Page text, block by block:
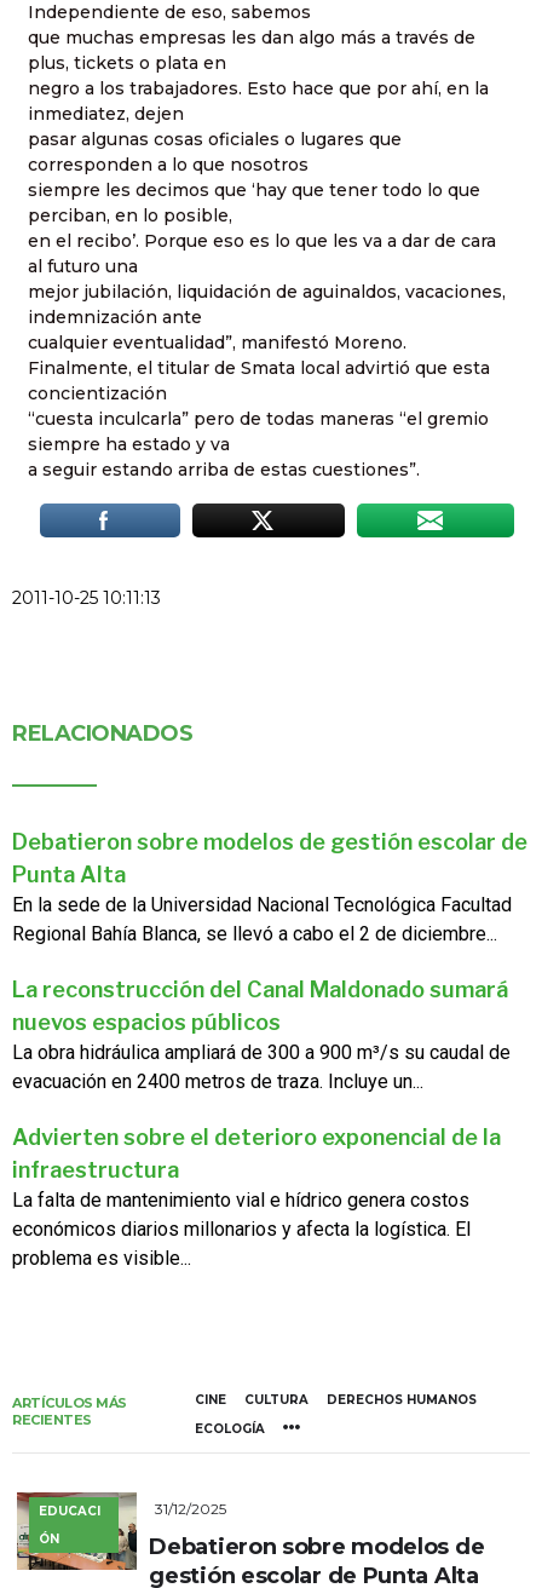
Independiente de eso, sabemos
que muchas empresas les dan algo más a través de
plus, tickets o plata en
negro a los trabajadores. Esto hace que por ahí, en la
inmediatez, dejen
pasar algunas cosas oficiales o lugares que
corresponden a lo que nosotros
siempre les decimos que ‘hay que tener todo lo que
perciban, en lo posible,
en el recibo’. Porque eso es lo que les va a dar de cara
al futuro una
mejor jubilación, liquidación de aguinaldos, vacaciones,
indemnización ante
cualquier eventualidad”, manifestó Moreno.
Finalmente, el titular de Smata local advirtió que esta
concientización
“cuesta inculcarla” pero de todas maneras “el gremio
siempre ha estado y va
a seguir estando arriba de estas cuestiones”.
2011-10-25 10:11:13
RELACIONADOS
Debatieron sobre modelos de gestión escolar de
Punta Alta
En la sede de la Universidad Nacional Tecnológica Facultad
Regional Bahía Blanca, se llevó a cabo el 2 de diciembre...
La reconstrucción del Canal Maldonado sumará
nuevos espacios públicos
La obra hidráulica ampliará de 300 a 900 m³/s su caudal de
evacuación en 2400 metros de traza. Incluye un...
Advierten sobre el deterioro exponencial de la
infraestructura
La falta de mantenimiento vial e hídrico genera costos
económicos diarios millonarios y afecta la logística. El
problema es visible...
ARTÍCULOS MÁS
RECIENTES
CINE CULTURA
DERECHOS HUMANOS
ECOLOGÍA
EDUCACI
ÓN
31/12/2025
Debatieron sobre modelos de
gestión escolar de Punta Alta